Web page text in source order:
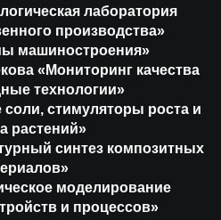
лаборатория
производства»
машиностроения»
«Мониторинг качества
технологии»
стимуляторы роста и
растений»
синтез композитных
моделирование
и процессов»